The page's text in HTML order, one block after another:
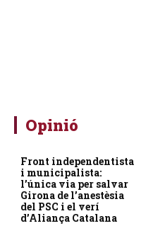
Opinió
Front independentista
i municipalista:
l’única via per salvar
Girona de l’anestèsia
del PSC i el verí
d’Aliança Catalana